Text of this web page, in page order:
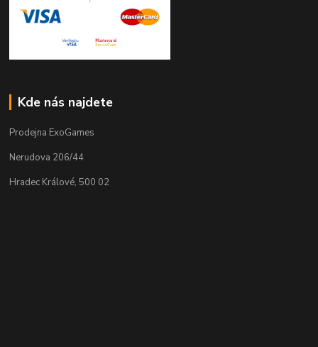
Kde nás najdete
Prodejna ExoGames
Nerudova 206/44
Hradec Králové, 500 02